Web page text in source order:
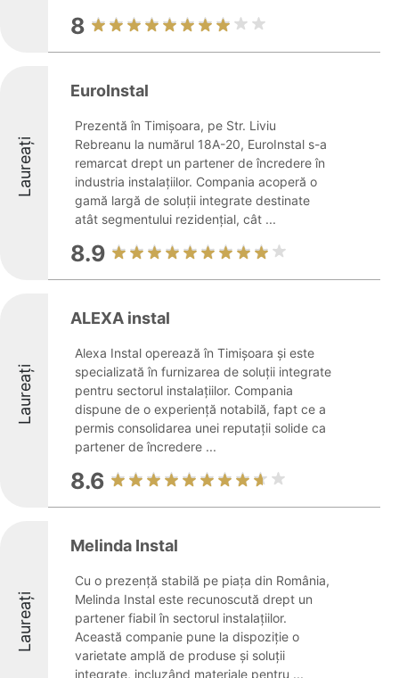
8
Laureați
EuroInstal
Prezentă în Timișoara, pe Str. Liviu
Rebreanu la numărul 18A-20, EuroInstal s-a
remarcat drept un partener de încredere în
industria instalaţiilor. Compania acoperă o
gamă largă de soluții integrate destinate
atât segmentului rezidențial, cât ...
8.9
Laureați
ALEXA instal
Alexa Instal operează în Timișoara și este
specializată în furnizarea de soluții integrate
pentru sectorul instalațiilor. Compania
dispune de o experiență notabilă, fapt ce a
permis consolidarea unei reputații solide ca
partener de încredere ...
8.6
Laureați
Melinda Instal
Cu o prezență stabilă pe piața din România,
Melinda Instal este recunoscută drept un
partener fiabil în sectorul instalațiilor.
Această companie pune la dispoziție o
varietate amplă de produse și soluții
integrate, incluzând materiale pentru ...